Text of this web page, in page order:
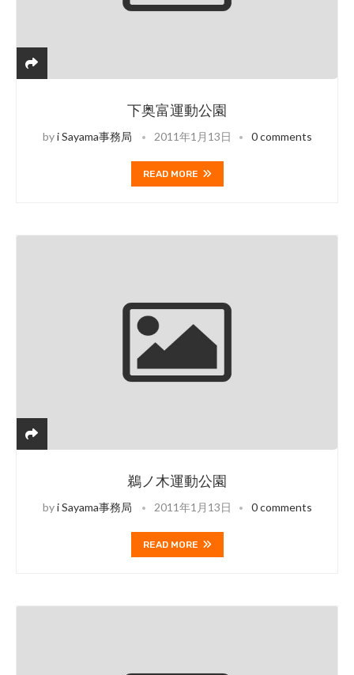
下奥富運動公園
byi Sayama事務局 2011年1月13日 0 comments
READ MORE
鵜ノ木運動公園
byi Sayama事務局 2011年1月13日 0 comments
READ MORE